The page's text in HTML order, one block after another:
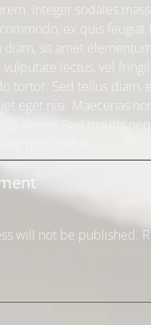
Integer sodales
ex quis feugiat
sit amet
lectus, vel
tortor. Sed tellus diam,
eget nisi. Maecenas
libero. Sed mauris
quis metus.
will not be published.